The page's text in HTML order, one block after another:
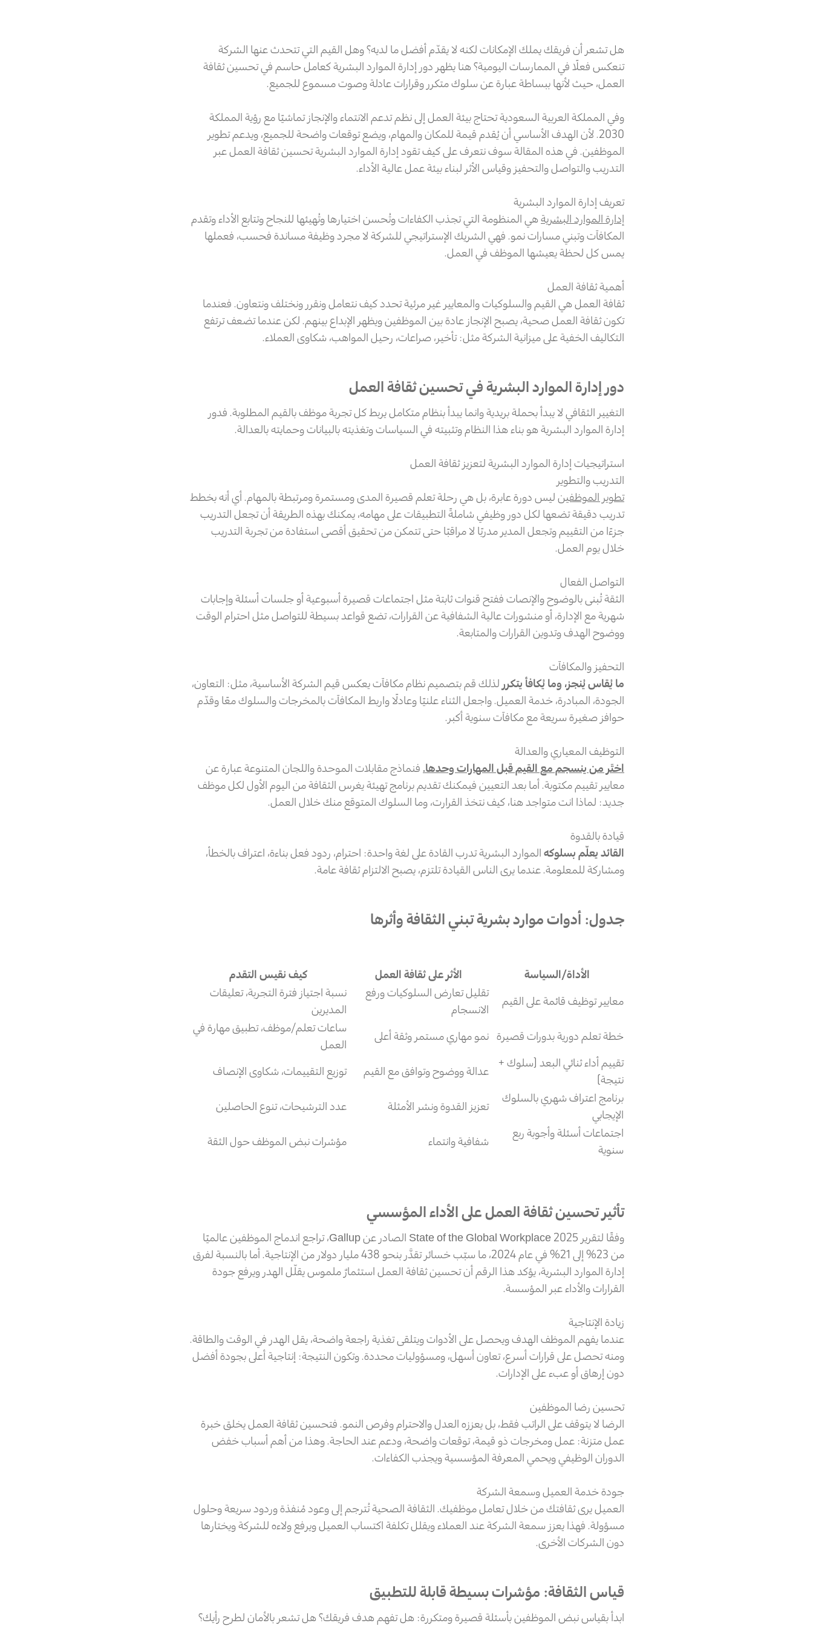
هل تشعر أن فريقك يملك الإمكانات لكنه لا يقدّم أفضل ما لديه؟ وهل القيم التي تتحدث عنها الشركة
تنعكس فعلًا في الممارسات اليومية؟ هنا يظهر دور إدارة الموارد البشرية كعامل حاسم في تحسين ثقافة
العمل، حيث لأنها ببساطة عبارة عن سلوك متكرر وقرارات عادلة وصوت مسموع للجميع.
وفي المملكة العربية السعودية تحتاج بيئة العمل إلى نظم تدعم الانتماء والإنجاز تماشيًا مع رؤية المملكة
2030. لأن الهدف الأساسي أن يُقدم قيمة للمكان والمهام، ويضع توقعات واضحة للجميع، ويدعم تطوير
الموظفين. في هذه المقالة سوف نتعرف على كيف تقود إدارة الموارد البشرية تحسين ثقافة العمل عبر
التدريب والتواصل والتحفيز وقياس الأثر لبناء بيئة عمل عالية الأداء.
تعريف إدارة الموارد البشرية
إدارة الموارد البشرية هي المنظومة التي تجذب الكفاءات وتُحسن اختيارها وتُهيئها للنجاح وتتابع الأداء وتقدم
المكافآت وتبني مسارات نمو. فهي الشريك الإستراتيجي للشركة لا مجرد وظيفة مساندة فحسب، فعملها
يمس كل لحظة يعيشها الموظف في العمل.
أهمية ثقافة العمل
ثقافة العمل هي القيم والسلوكيات والمعايير غير مرئية تحدد كيف نتعامل ونقرر ونختلف ونتعاون. فعندما
تكون ثقافة العمل صحية، يصبح الإنجاز عادة بين الموظفين ويظهر الإبداع بينهم. لكن عندما تضعف ترتفع
التكاليف الخفية على ميزانية الشركة مثل: تأخير، صراعات، رحيل المواهب، شكاوى العملاء.
دور إدارة الموارد البشرية في تحسين ثقافة العمل
التغيير الثقافي لا يبدأ بحملة بريدية وانما يبدأ بنظام متكامل يربط كل تجربة موظف بالقيم المطلوبة. فدور
إدارة الموارد البشرية هو بناء هذا النظام وتثبيته في السياسات وتغذيته بالبيانات وحمايته بالعدالة.
استراتيجيات إدارة الموارد البشرية لتعزيز ثقافة العمل
التدريب والتطوير
تطوير الموظفين ليس دورة عابرة، بل هي رحلة تعلم قصيرة المدى ومستمرة ومرتبطة بالمهام. أي أنه بخطط
تدريب دقيقة تضعها لكل دور وظيفي شاملةً التطبيقات على مهامه، يمكنك بهذه الطريقة أن تجعل التدريب
جزءًا من التقييم وتجعل المدير مدربًا لا مراقبًا حتى تتمكن من تحقيق أقصى استفادة من تجربة التدريب
خلال يوم العمل.
التواصل الفعال
الثقة تُبنى بالوضوح والإنصات ففتح قنوات ثابتة مثل اجتماعات قصيرة أسبوعية أو جلسات أسئلة وإجابات
شهرية مع الإدارة، أو منشورات عالية الشفافية عن القرارات، تضع قواعد بسيطة للتواصل مثل احترام الوقت
ووضوح الهدف وتدوين القرارات والمتابعة.
التحفيز والمكافآت
ما يُقاس يُنجز، وما يُكافأ يتكرر لذلك قم بتصميم نظام مكافآت يعكس قيم الشركة الأساسية، مثل: التعاون،
الجودة، المبادرة، خدمة العميل. واجعل الثناء علنيًا وعادلًا واربط المكافآت بالمخرجات والسلوك معًا وقدّم
حوافز صغيرة سريعة مع مكافآت سنوية أكبر.
التوظيف المعياري والعدالة
اختَر من ينسجم مع القيم قبل المهارات وحدها. فنماذج مقابلات الموحدة واللجان المتنوعة عبارة عن
معايير تقييم مكتوبة. أما بعد التعيين فيمكنك تقديم برنامج تهيئة يغرس الثقافة من اليوم الأول لكل موظف
جديد: لماذا انت متواجد هنا، كيف نتخذ القرارت، وما السلوك المتوقع منك خلال العمل.
قيادة بالقدوة
القائد يعلّم بسلوكه الموارد البشرية تدرب القادة على لغة واحدة: احترام، ردود فعل بناءة، اعتراف بالخطأ،
ومشاركة للمعلومة. عندما يرى الناس القيادة تلتزم، يصبح الالتزام ثقافة عامة.
جدول: أدوات موارد بشرية تبني الثقافة وأثرها
الأداة/السياسة الأثر على ثقافة العمل
كيف نقيس التقدم
معايير توظيف قائمة على القيم
تقليل تعارض السلوكيات ورفع
الانسجام
نسبة اجتياز فترة التجربة، تعليقات
المديرين
خطة تعلم دورية بدورات قصيرة نمو مهاري مستمر وثقة أعلى
ساعات تعلم/موظف، تطبيق مهارة في
العمل
تقييم أداء ثنائي البعد (سلوك +
نتيجة)
عدالة ووضوح وتوافق مع القيم
توزيع التقييمات، شكاوى الإنصاف
برنامج اعتراف شهري بالسلوك
الإيجابي
تعزيز القدوة ونشر الأمثلة
عدد الترشيحات، تنوع الحاصلين
اجتماعات أسئلة وأجوبة ربع
سنوية
شفافية وانتماء مؤشرات نبض الموظف حول الثقة
تأثير تحسين ثقافة العمل على الأداء المؤسسي
وفقًا لتقرير State of the Global Workplace 2025 الصادر عن Gallup، تراجع اندماج الموظفين عالميًا
من 23% إلى 21% في عام 2024، ما سبّب خسائر تقدَّر بنحو 438 مليار دولار من الإنتاجية. أما بالنسبة لفرق
إدارة الموارد البشرية، يؤكد هذا الرقم أن تحسين ثقافة العمل استثمارٌ ملموس يقلّل الهدر ويرفع جودة
القرارات والأداء عبر المؤسسة.
زيادة الإنتاجية
عندما يفهم الموظف الهدف ويحصل على الأدوات ويتلقى تغذية راجعة واضحة، يقل الهدر في الوقت والطاقة.
ومنه تحصل على قرارات أسرع، تعاون أسهل، ومسؤوليات محددة. وتكون النتيجة: إنتاجية أعلى بجودة أفضل
دون إرهاق أو عبء على الإدارات.
تحسين رضا الموظفين
الرضا لا يتوقف على الراتب فقط، بل يعززه العدل والاحترام وفرص النمو. فتحسين ثقافة العمل يخلق خبرة
عمل متزنة: عمل ومخرجات ذو قيمة، توقعات واضحة، ودعم عند الحاجة. وهذا من أهم أسباب خفض
الدوران الوظيفي ويحمي المعرفة المؤسسية ويجذب الكفاءات.
جودة خدمة العميل وسمعة الشركة
العميل يرى ثقافتك من خلال تعامل موظفيك. الثقافة الصحية تُترجم إلى وعود مُنفذة وردود سريعة وحلول
مسؤولة. فهذا يعزز سمعة الشركة عند العملاء ويقلل تكلفة اكتساب العميل ويرفع ولاءه للشركة ويختارها
دون الشركات الأخرى.
قياس الثقافة: مؤشرات بسيطة قابلة للتطبيق
ابدأ بقياس نبض الموظفين بأسئلة قصيرة ومتكررة: هل تفهم هدف فريقك؟ هل تشعر بالأمان لطرح رأيك؟